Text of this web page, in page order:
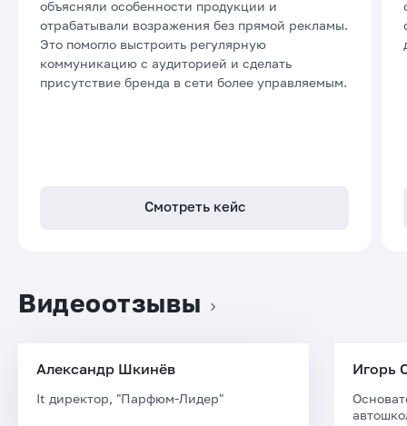
Смотреть кейс
объясняли особенности продукции и
отрабатывали возражения без прямой рекламы.
Это помогло выстроить регулярную
коммуникацию с аудиторией и сделать
присутствие бренда в сети более управляемым.
Видеоотзывы
Александр Шкинёв
It директор, "Парфюм-Лидер"
Игорь